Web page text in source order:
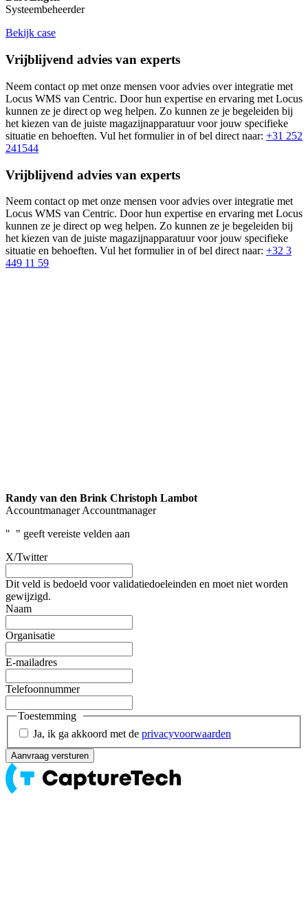
Systeembeheerder
Bekijk case
Vrijblijvend advies van experts
Neem contact op met onze mensen voor advies over integratie met
Locus WMS van Centric. Door hun expertise en ervaring met Locus
kunnen ze je direct op weg helpen. Zo kunnen ze je begeleiden bij
het kiezen van de juiste magazijnapparatuur voor jouw specifieke
situatie en behoeften. Vul het formulier in of bel direct naar: +31 252
241544
Vrijblijvend advies van experts
Neem contact op met onze mensen voor advies over integratie met
Locus WMS van Centric. Door hun expertise en ervaring met Locus
kunnen ze je direct op weg helpen. Zo kunnen ze je begeleiden bij
het kiezen van de juiste magazijnapparatuur voor jouw specifieke
situatie en behoeften. Vul het formulier in of bel direct naar: +32 3
449 11 59
Randy van den Brink Christoph Lambot
Accountmanager Accountmanager
" " geeft vereiste velden aan
X/Twitter
Dit veld is bedoeld voor validatiedoeleinden en moet niet worden
gewijzigd.
Naam
Organisatie
E-mailadres
Telefoonnummer
Toestemming
Ja, ik ga akkoord met de privacyvoorwaarden